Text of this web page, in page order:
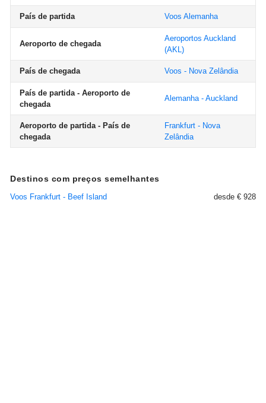
País de partida Voos Alemanha
Aeroporto de chegada
Aeroportos Auckland
(AKL)
País de chegada Voos - Nova Zelândia
País de partida - Aeroporto de
chegada
Alemanha - Auckland
Aeroporto de partida - País de
chegada
Frankfurt - Nova
Zelândia
Destinos com preços semelhantes
Voos Frankfurt - Beef Island desde € 928